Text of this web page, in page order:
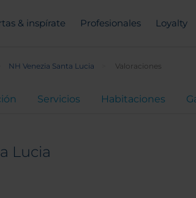
& inspírate Profesionales Loyalty
NH Venezia Santa Lucia Valoraciones
Servicios Habitaciones
Lucia